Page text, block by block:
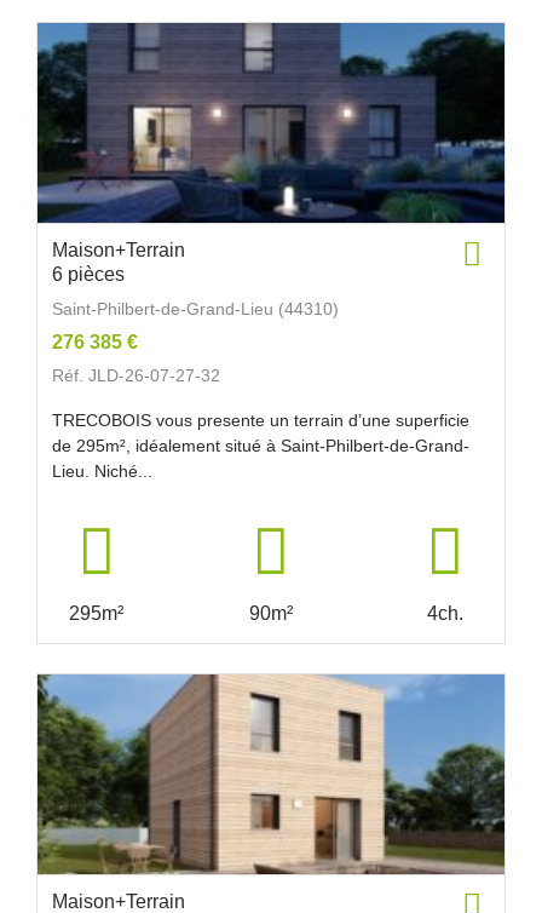
Maison+Terrain
6 pièces
Saint-Philbert-de-Grand-Lieu (44310)
276 385 €
Réf. JLD-26-07-27-32
TRECOBOIS vous presente un terrain d’une superficie
de 295m², idéalement situé à Saint-Philbert-de-Grand-
Lieu. Niché...
295m² 90m² 4ch.
Maison+Terrain